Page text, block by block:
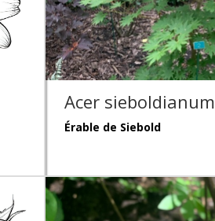
Acer sieboldianum
Érable de Siebold